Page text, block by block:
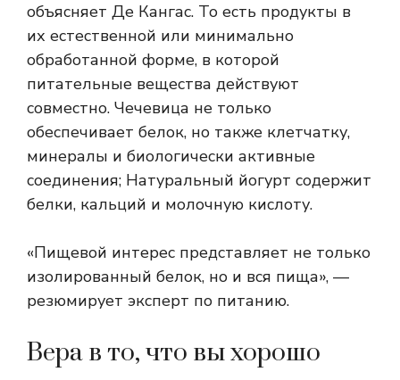
объясняет Де Кангас. То есть продукты в
их естественной или минимально
обработанной форме, в которой
питательные вещества действуют
совместно. Чечевица не только
обеспечивает белок, но также клетчатку,
минералы и биологически активные
соединения; Натуральный йогурт содержит
белки, кальций и молочную кислоту.
«Пищевой интерес представляет не только
изолированный белок, но и вся пища», —
резюмирует эксперт по питанию.
Вера в то, что вы хорошо